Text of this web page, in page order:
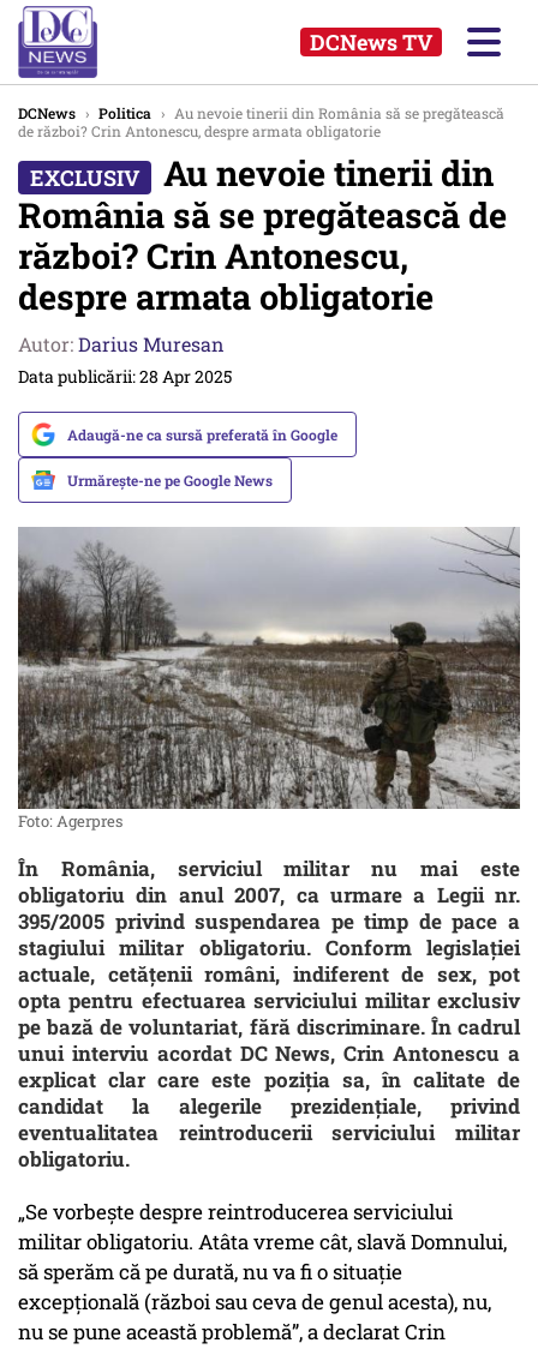
DCNews TV
DCNews › Politica › Au nevoie tinerii din România să se pregătească
de război? Crin Antonescu, despre armata obligatorie
Au nevoie tinerii din
România să se pregătească de
război? Crin Antonescu,
despre armata obligatorie
Autor:Darius Muresan
Data publicării: 28 Apr 2025
Adaugă-ne ca sursă preferată în Google
Urmărește-ne pe Google News
Foto: Agerpres
În România, serviciul militar nu mai este
obligatoriu din anul 2007, ca urmare a Legii nr.
395/2005 privind suspendarea pe timp de pace a
stagiului militar obligatoriu. Conform legislației
actuale, cetățenii români, indiferent de sex, pot
opta pentru efectuarea serviciului militar exclusiv
pe bază de voluntariat, fără discriminare. În cadrul
unui interviu acordat DC News, Crin Antonescu a
explicat clar care este poziția sa, în calitate de
candidat la alegerile prezidențiale, privind
eventualitatea reintroducerii serviciului militar
obligatoriu.
„Se vorbește despre reintroducerea serviciului
militar obligatoriu. Atâta vreme cât, slavă Domnului,
să sperăm că pe durată, nu va fi o situație
excepțională (război sau ceva de genul acesta), nu,
nu se pune această problemă”, a declarat Crin